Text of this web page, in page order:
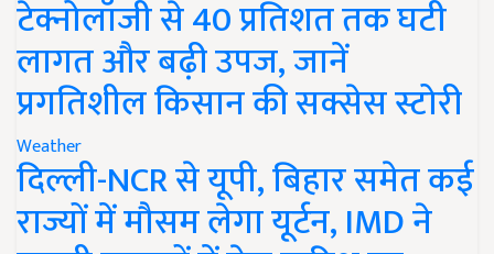
टेक्नोलॉजी से 40 प्रतिशत तक घटी
लागत और बढ़ी उपज, जानें
प्रगतिशील किसान की सक्सेस स्टोरी
Weather
दिल्ली-NCR से यूपी, बिहार समेत कई
राज्यों में मौसम लेगा यूर्टन, IMD ने